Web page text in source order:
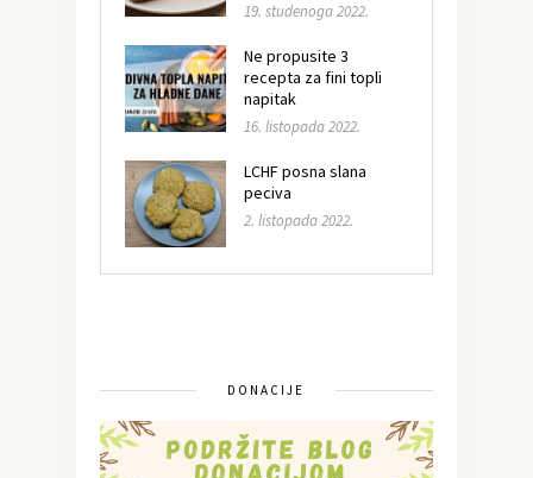
19. studenoga 2022.
Ne propusite 3
recepta za fini topli
napitak
16. listopada 2022.
LCHF posna slana
peciva
2. listopada 2022.
DONACIJE